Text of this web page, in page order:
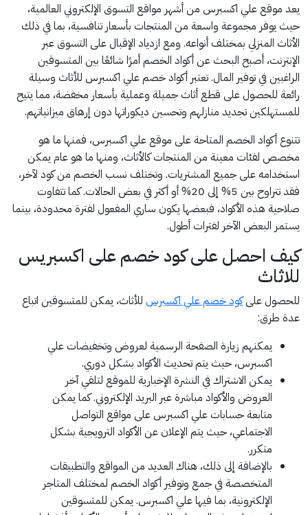
يعد موقع علي اكسبرس من أشهر مواقع التسوق الإلكتروني العالمية،
حيث يوفر مجموعة واسعة من المنتجات بأسعار تنافسية، بما في ذلك
الأثاث المنزلي بمختلف أنواعه. ومع ازدياد الإقبال على التسوق عبر
الإنترنت، أصبح البحث عن أكواد الخصم أمرًا شائعًا بين المتسوقين
الراغبين في توفير المال. تعتبر أكواد خصم علي اكسبرس للأثاث وسيلة
رائعة للحصول على قطع أثاث جميلة وعملية بأسعار مخفضة، مما يتيح
للمستهلكين تجديد منازلهم وتحسين ديكوراتها دون إرهاق ميزانياتهم.
تتنوع أكواد الخصم المتاحة على موقع علي اكسبرس، فمنها ما هو
مخصص لفئات معينة من المنتجات كالأثاث، ومنها ما هو عام يمكن
استخدامه على جميع المشتريات. وتختلف نسب الخصم من كود لآخر،
فقد تتراوح بين 5% إلى 20% أو أكثر في بعض الحالات. كما تتفاوت
صلاحية هذه الأكواد، فبعضها يكون ساري المفعول لفترة محدودة، بينما
يستمر البعض الآخر لفترات أطول.
كيف احصل على كود خصم على اكسبريس
للاثاث
للحصول علىكود خصم علي اكسبرس للأثاث، يمكن للمتسوقين اتباع
عدة طرق:
يمكنهم زيارة الصفحة الرسمية لعروض وتخفيضات علي
اكسبرس، حيث يتم تحديث الأكواد بشكل دوري.
يمكن الاشتراك في النشرة الإخبارية للموقع لتلقي آخر
العروض والأكواد مباشرة عبر البريد الإلكتروني. كما يمكن
متابعة حسابات علي اكسبرس على مواقع التواصل
الاجتماعي، حيث يتم الإعلان عن الأكواد الترويجية بشكل
متكرر.
بالإضافة إلى ذلك، هناك العديد من المواقع والتطبيقات
المتخصصة في جمع وتوفير أكواد الخصم لمختلف المتاجر
الإلكترونية، بما فيها علي اكسبرس. يمكن للمتسوقين